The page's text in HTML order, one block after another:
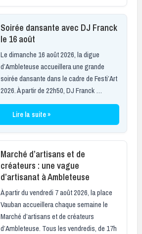
Soirée dansante avec DJ Franck
le 16 août
Le dimanche 16 août 2026, la digue
d’Ambleteuse accueillera une grande
soirée dansante dans le cadre de Festi’Art
2026. À partir de 22h50, DJ Franck …
Lire la suite »
Marché d’artisans et de
créateurs : une vague
d’artisanat à Ambleteuse
À partir du vendredi 7 août 2026, la place
Vauban accueillera chaque semaine le
Marché d’artisans et de créateurs
d’Ambleteuse. Tous les vendredis, de 17h